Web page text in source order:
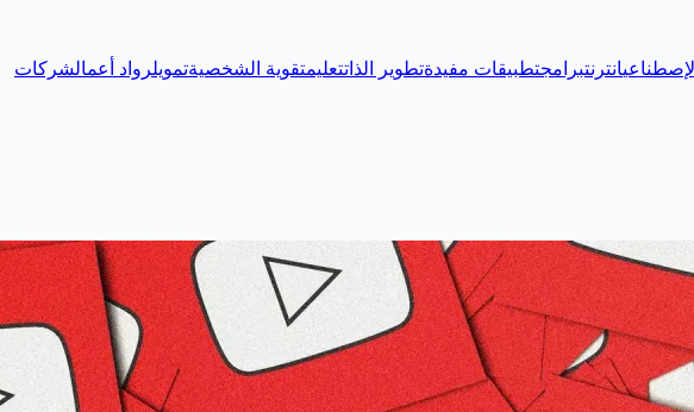
انترنتبرامجتطبيقات مفيدةتطوير الذاتتعليمتقوية الشخصيةتمويلرواد أعمالشركات